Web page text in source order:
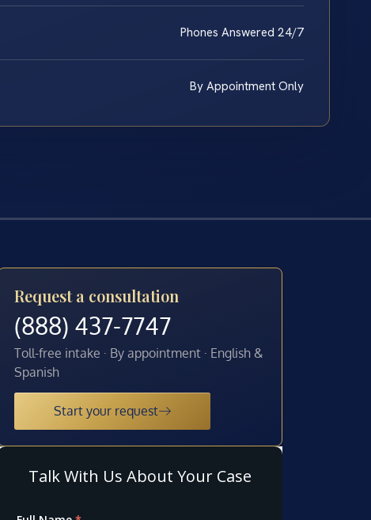
Phones Answered 24/7
By Appointment Only
Request a consultation
(888) 437-7747
Toll-free intake · By appointment · English &
Spanish
Start your request